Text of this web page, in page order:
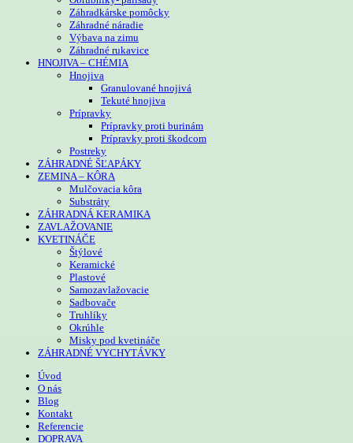
Záhradkárske pomôcky
Záhradné náradie
Výbava na zimu
Záhradné rukavice
HNOJIVA – CHÉMIA
Hnojiva
Granulované hnojivá
Tekuté hnojiva
Prípravky
Prípravky proti burinám
Prípravky proti škodcom
Postreky
ZÁHRADNÉ ŠĽAPÁKY
ZEMINA – KÔRA
Mulčovacia kôra
Substráty
ZÁHRADNÁ KERAMIKA
ZAVLAŽOVANIE
KVETINÁČE
Štýlové
Keramické
Plastové
Samozavlažovacie
Sadbovače
Truhlíky
Okrúhle
Misky pod kvetináče
ZÁHRADNÉ VYCHYTÁVKY
Úvod
O nás
Blog
Kontakt
Referencie
DOPRAVA